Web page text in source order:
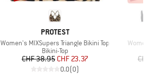
MARKE
PROTEST
Artikel
Women's MIXSupers Triangle Bikini Top
Produktgruppe
Bikini-Top
Preis
CHF 38.95reduzierter Preis
CHF 23.37
0.0(0)
Artikel